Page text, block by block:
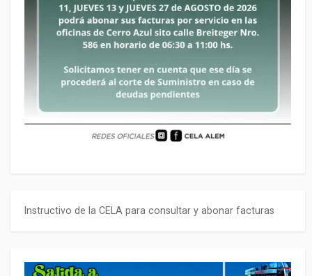
Instructivo de la CELA para consultar y abonar facturas